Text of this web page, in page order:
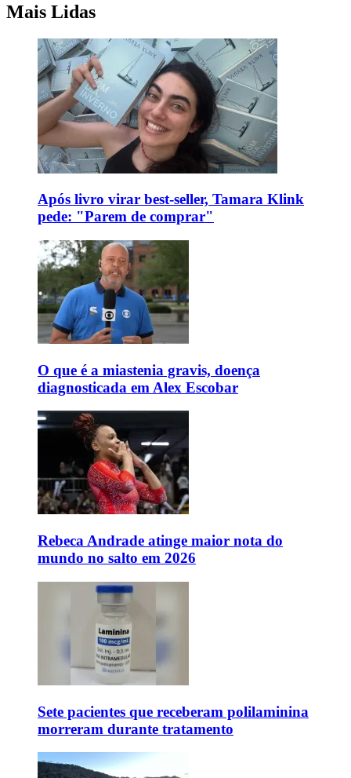
Mais Lidas
Após livro virar best-seller, Tamara Klink
pede: "Parem de comprar"
O que é a miastenia gravis, doença
diagnosticada em Alex Escobar
Rebeca Andrade atinge maior nota do
mundo no salto em 2026
Sete pacientes que receberam polilaminina
morreram durante tratamento